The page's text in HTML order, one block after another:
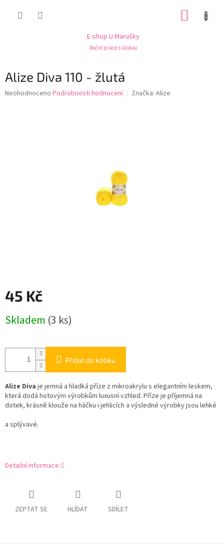
E-shop U Marušky
Ruční práce s láskou
Alize Diva 110 - žlutá
Průměrné
Neohodnoceno Podrobnosti hodnocení Značka: Alize
45 Kč
cena:
Skladem (3 ks)
Přidat do košíku
Alize Diva je jemná a hladká příze z mikroakrylu s elegantním leskem,
která dodá hotovým výrobkům luxusní vzhled. Příze je příjemná na
dotek, krásně klouže na háčku i jehlicích a výsledné výrobky jsou lehké
a splývavé.
Detailní informace
ZEPTAT SE HLÍDAT SDÍLET